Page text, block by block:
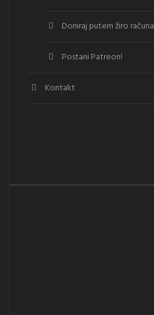
Doniraj putem žiro računa
Postani Patreon!
Kontakt